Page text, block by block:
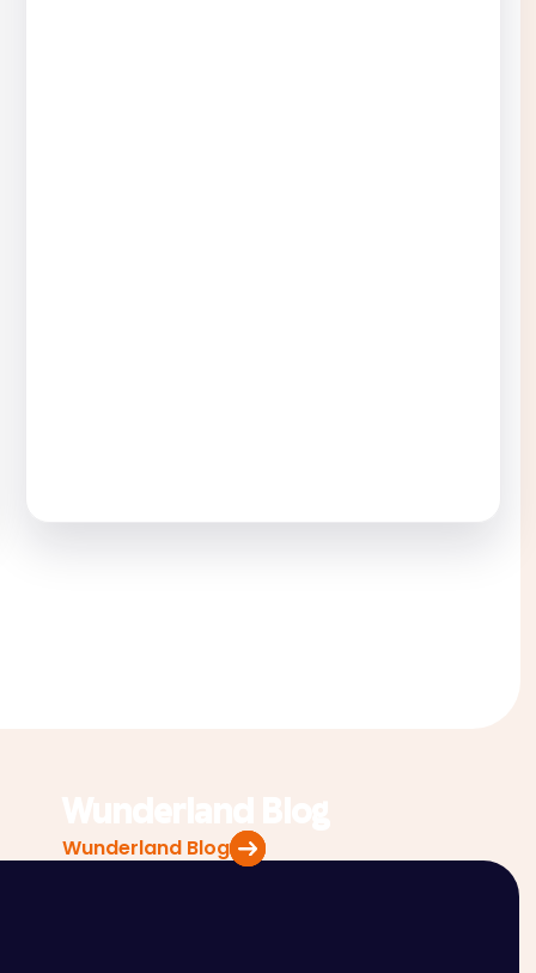
Wunderland Blog